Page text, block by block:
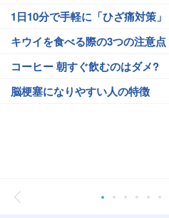
1日10分で手軽に「ひざ痛対策」
キウイを食べる際の3つの注意点
コーヒー 朝すぐ飲むのはダメ?
脳梗塞になりやすい人の特徴